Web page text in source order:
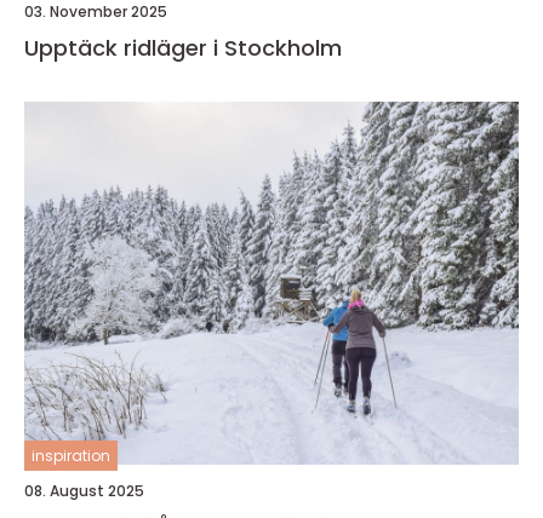
03. November 2025
Upptäck ridläger i Stockholm
inspiration
08. August 2025